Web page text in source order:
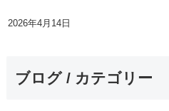
2026年4月14日
ブログ / カテゴリー